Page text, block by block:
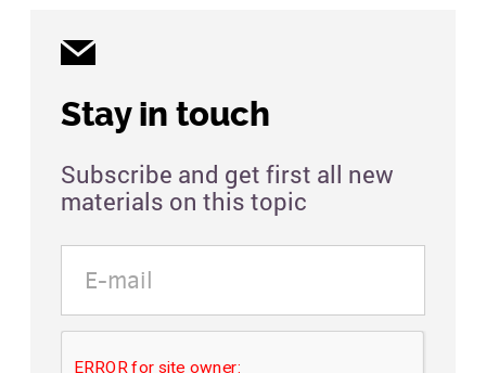
Stay in touch
Subscribe and get first all new
materials on this topic